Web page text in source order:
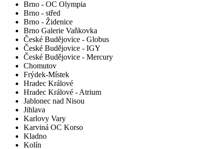
Brno - OC Olympia
Brno - střed
Brno - Židenice
Brno Galerie Vaňkovka
České Budějovice - Globus
České Budějovice - IGY
České Budějovice - Mercury
Chomutov
Frýdek-Místek
Hradec Králové
Hradec Králové - Atrium
Jablonec nad Nisou
Jihlava
Karlovy Vary
Karviná OC Korso
Kladno
Kolín